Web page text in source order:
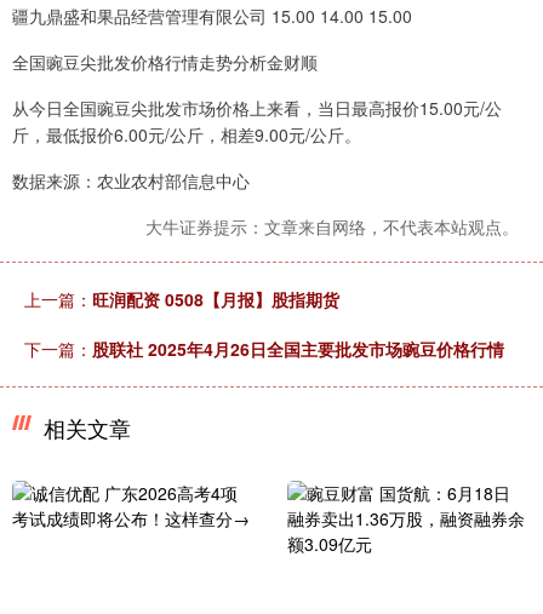
疆九鼎盛和果品经营管理有限公司 15.00 14.00 15.00
全国豌豆尖批发价格行情走势分析金财顺
从今日全国豌豆尖批发市场价格上来看，当日最高报价15.00元/公
斤，最低报价6.00元/公斤，相差9.00元/公斤。
数据来源：农业农村部信息中心
大牛证券提示：文章来自网络，不代表本站观点。
上一篇： 旺润配资 0508【月报】股指期货
下一篇： 股联社 2025年4月26日全国主要批发市场豌豆价格行情
相关文章